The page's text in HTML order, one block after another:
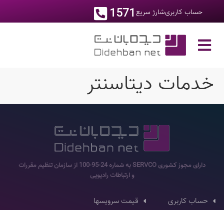
حساب کاربریشارژ سریع 1571
خدمات دیتاسنتر
دارای مجوز کشوری SERVCO به شماره 24-95-100 از سازمان تنظیم مقررات
و ارتباطات رادیویی
حساب کاربری
قیمت سرویسها